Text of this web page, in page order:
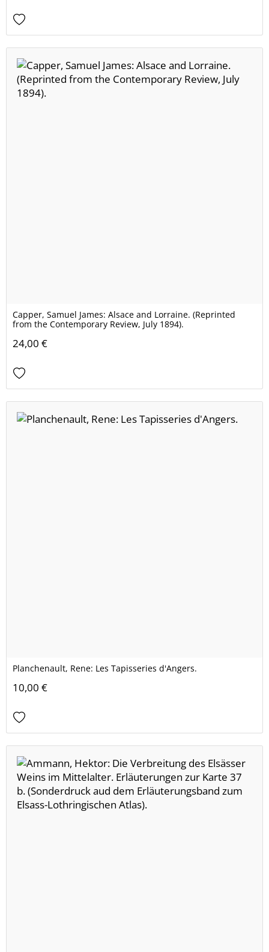
Capper, Samuel James: Alsace and Lorraine. (Reprinted
from the Contemporary Review, July 1894).
24,00 €
Planchenault, Rene: Les Tapisseries d'Angers.
10,00 €